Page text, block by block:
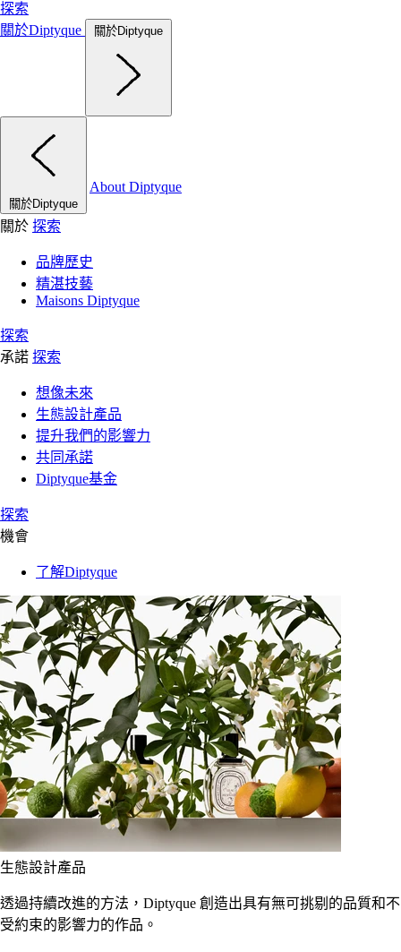
探索
關於Diptyque
關於Diptyque
關於Diptyque
About Diptyque
關於 探索
品牌歷史
精湛技藝
Maisons Diptyque
探索
承諾 探索
想像未來
生態設計產品
提升我們的影響力
共同承諾
Diptyque基金
探索
機會
了解Diptyque
生態設計產品
透過持續改進的方法，Diptyque 創造出具有無可挑剔的品質和不
受約束的影響力的作品。